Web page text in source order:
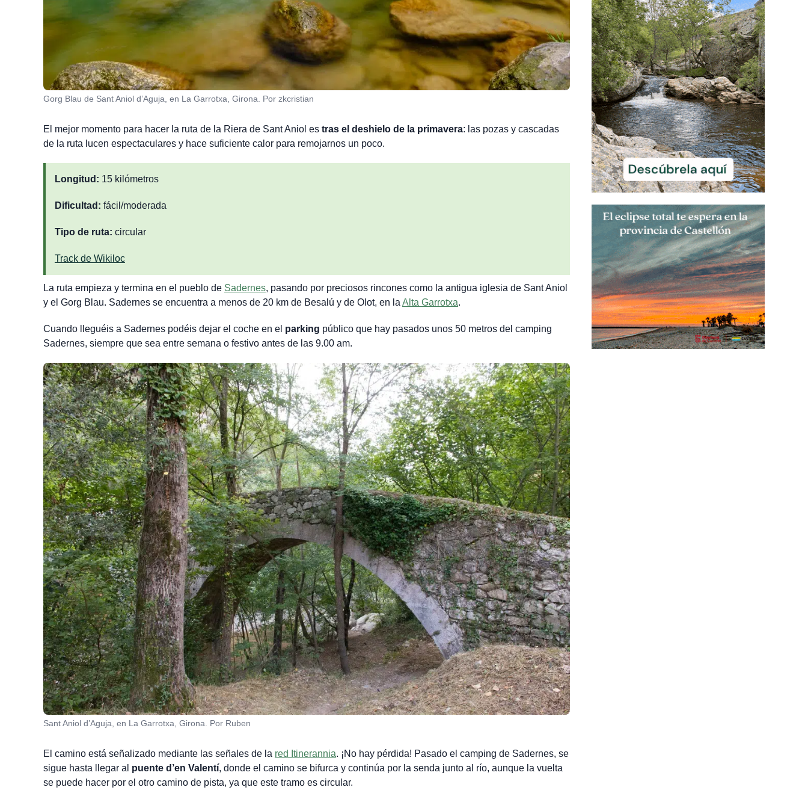
Gorg Blau de Sant Aniol d’Aguja, en La Garrotxa, Girona. Por zkcristian
El mejor momento para hacer la ruta de la Riera de Sant Aniol es tras el deshielo de la primavera: las pozas y cascadas
de la ruta lucen espectaculares y hace suficiente calor para remojarnos un poco.
Longitud: 15 kilómetros
Dificultad: fácil/moderada
Tipo de ruta: circular
Track de Wikiloc
La ruta empieza y termina en el pueblo de Sadernes, pasando por preciosos rincones como la antigua iglesia de Sant Aniol
y el Gorg Blau. Sadernes se encuentra a menos de 20 km de Besalú y de Olot, en la Alta Garrotxa.
Cuando lleguéis a Sadernes podéis dejar el coche en el parking público que hay pasados unos 50 metros del camping
Sadernes, siempre que sea entre semana o festivo antes de las 9.00 am.
Sant Aniol d’Aguja, en La Garrotxa, Girona. Por Ruben
El camino está señalizado mediante las señales de la red Itinerannia. ¡No hay pérdida! Pasado el camping de Sadernes, se
sigue hasta llegar al puente d’en Valentí, donde el camino se bifurca y continúa por la senda junto al río, aunque la vuelta
se puede hacer por el otro camino de pista, ya que este tramo es circular.